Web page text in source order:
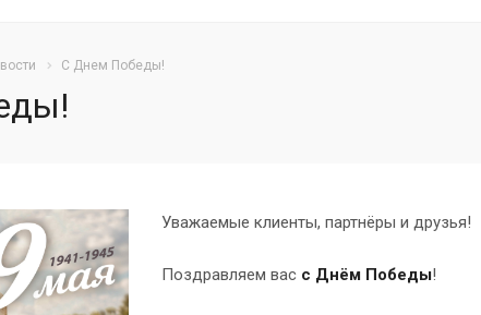
С Днем Победы!
Уважаемые клиенты, партнёры и друзья!
Поздравляем вас с Днём Победы!